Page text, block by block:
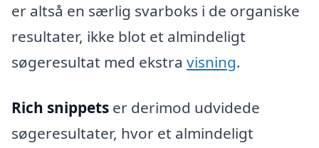
er altså en særlig svarboks i de organiske
resultater, ikke blot et almindeligt
søgeresultat med ekstra visning.
Rich snippets er derimod udvidede
søgeresultater, hvor et almindeligt